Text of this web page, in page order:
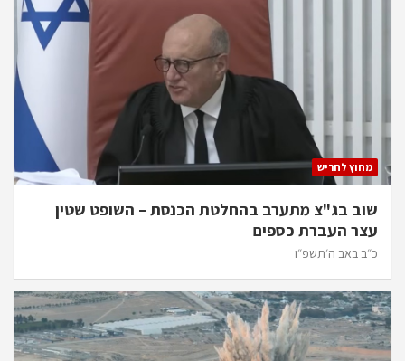
מחוץ לחריש
שוב בג"צ מתערב בהחלטת הכנסת – השופט שטין
עצר העברת כספים
כ״ב באב ה׳תשפ״ו